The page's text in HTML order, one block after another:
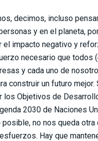
decimos, incluso
y en el planeta,
el impacto negativo y
necesario que todos
y cada uno de
construir un futuro mejor.
los Objetivos de
2030 de Naciones
no nos queda otra
Hay que